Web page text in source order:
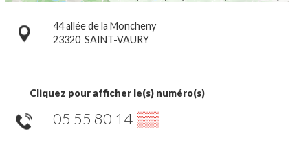
44 allée de la Moncheny
23320 SAINT-VAURY
Cliquez pour afficher le(s) numéro(s)
05 55 80 14 ▒▒